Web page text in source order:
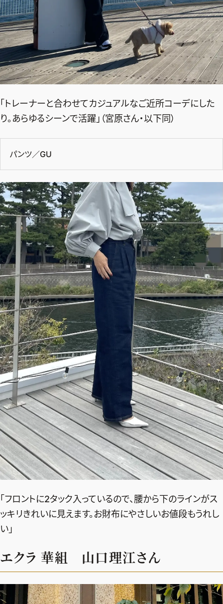
「トレーナーと合わせてカジュアルなご近所コーデにした
り。あらゆるシーンで活躍」（宮原さん・以下同）
パンツ／GU
「フロントに2タック入っているので、腰から下のラインがス
ッキリきれいに見えます。お財布にやさしいお値段もうれし
い」
エクラ 華組 山口理江さん